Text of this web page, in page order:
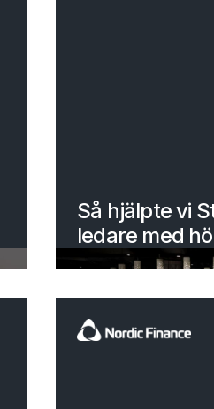
Så hjälpte vi
ledare med